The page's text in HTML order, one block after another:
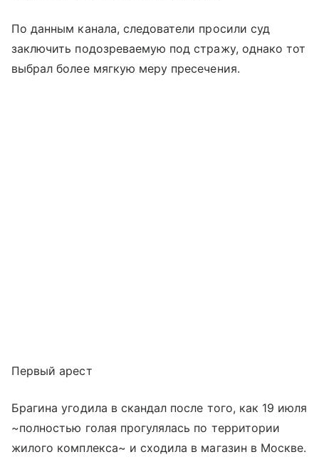
По данным канала, следователи просили суд
заключить подозреваемую под стражу, однако тот
выбрал более мягкую меру пресечения.
Первый арест
Брагина угодила в скандал после того, как 19 июля
~полностью голая прогулялась по территории
жилого комплекса~ и сходила в магазин в Москве.